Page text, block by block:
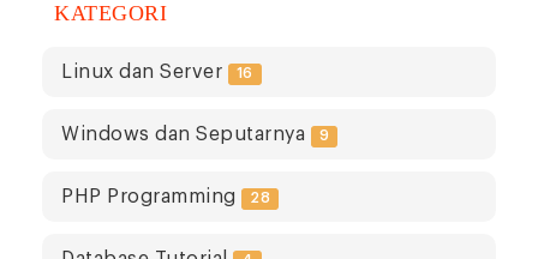
KATEGORI
Linux dan Server 16
Windows dan Seputarnya 9
PHP Programming 28